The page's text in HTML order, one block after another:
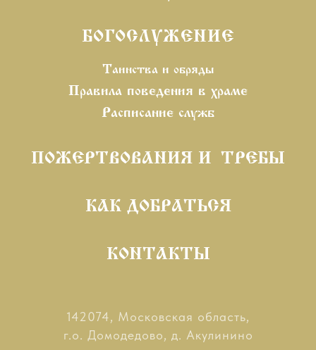
БОГОСЛУЖЕНИЕ
Таинства и обряды
Правила поведения в храме
Расписание служб
ПОЖЕРТВОВАНИЯ И ТРЕБЫ
КАК ДОБРАТЬСЯ
КОНТАКТЫ
142074, Московская область,
г.о. Домодедово, д. Акулинино